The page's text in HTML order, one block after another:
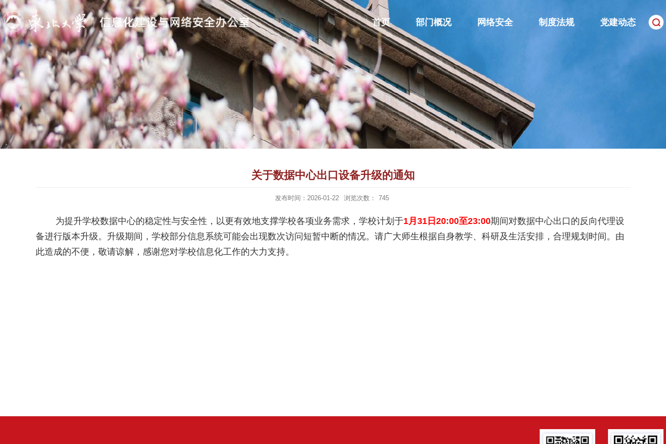
首页 部门概况 网络安全 制度法规 党建动态
关于数据中心出口设备升级的通知
发布时间：2026-01-22 浏览次数： 745
为提升学校数据中心的稳定性与安全性，以更有效地支撑学校各项业务需求，学校计划于1月31日20:00至23:00期间对数据中心出口的反向代理设
备进行版本升级。升级期间，学校部分信息系统可能会出现数次访问短暂中断的情况。请广大师生根据自身教学、科研及生活安排，合理规划时间。由
此造成的不便，敬请谅解，感谢您对学校信息化工作的大力支持。